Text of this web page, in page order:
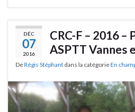
DÉC
07
2016
CRC-F – 2016 –
ASPTT Vannes
DeRégis Stéphant dans la catégorieEn